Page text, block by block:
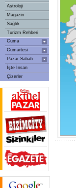
Astroloji
Magazin
Sağlık
Turizm Rehberi
Cuma
Cumartesi
Pazar Sabah
İşte İnsan
Çizerler